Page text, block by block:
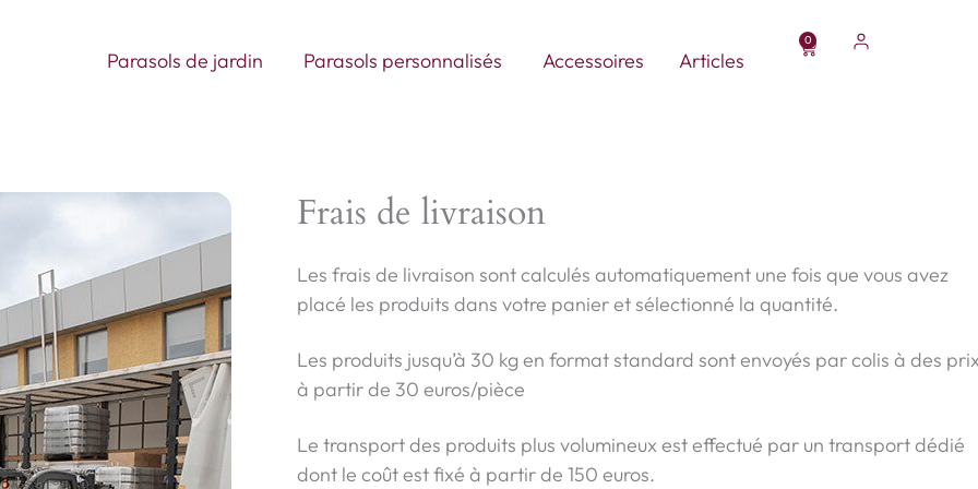
Parasols de jardin Ouvrir Parasols de jardin
Parasols personnalisés Ouvrir Parasols personnalisés
Accessoires Articles
0
Panier
Frais de livraison
Les frais de livraison sont calculés automatiquement une fois que vous avez
placé les produits dans votre panier et sélectionné la quantité.
Les produits jusqu’à 30 kg en format standard sont envoyés par colis à des
à partir de 30 euros/pièce
Le transport des produits plus volumineux est effectué par un transport dédié
dont le coût est fixé à partir de 150 euros.